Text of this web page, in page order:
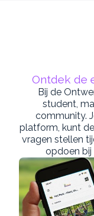
Ontdek de
Bij de
student,
community.
platform, kunt
vragen stellen
opdoen bij